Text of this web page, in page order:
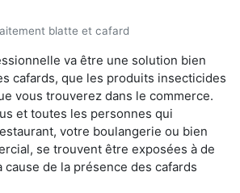
blatte et cafard
va être une solution bien
cafards, que les produits insecticides
vous trouverez dans le commerce.
et toutes les personnes qui
votre boulangerie ou bien
se trouvent être exposées à de
cause de la présence des cafards